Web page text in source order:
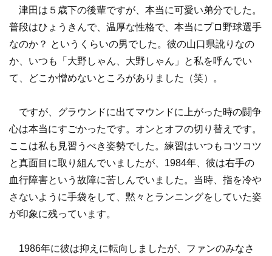
津田は５歳下の後輩ですが、本当に可愛い弟分でした。
普段はひょうきんで、温厚な性格で、本当にプロ野球選手
なのか？ というくらいの男でした。彼の山口県訛りなの
か、いつも「大野しゃん、大野しゃん」と私を呼んでい
て、どこか憎めないところがありました（笑）。
ですが、グラウンドに出てマウンドに上がった時の闘争
心は本当にすごかったです。オンとオフの切り替えです。
ここは私も見習うべき姿勢でした。練習はいつもコツコツ
と真面目に取り組んでいましたが、1984年、彼は右手の
血行障害という故障に苦しんでいました。当時、指を冷や
さないように手袋をして、黙々とランニングをしていた姿
が印象に残っています。
1986年に彼は抑えに転向しましたが、ファンのみなさ